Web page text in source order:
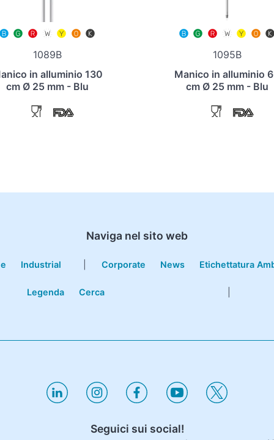
1089B
in alluminio 130
cm Ø 25 mm - Blu
1095B
Manico in alluminio
cm Ø 25 mm - Blu
Naviga nel sito web
Industrial Corporate News Etichettatura
Legenda Cerca
Seguici sui social!